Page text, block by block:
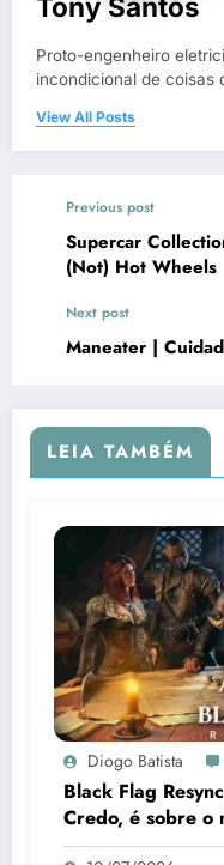
Proto-engenheiro
incondicional de coisas
View All Posts
Previous post
Supercar
(Not) Hot Wheels
Next post
Maneater |
LEIA TAMBÉM
Diogo Batista
Black Flag
Credo, é sobre o